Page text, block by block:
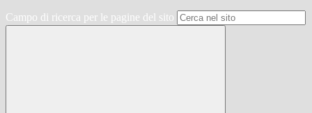
Campo di ricerca per le pagine del sito